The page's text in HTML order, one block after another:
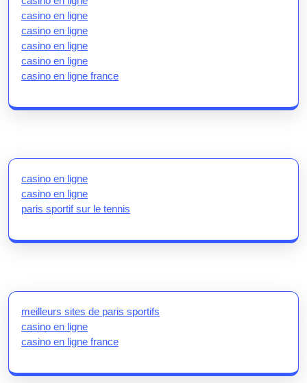
casino en ligne
casino en ligne
casino en ligne
casino en ligne
casino en ligne france
casino en ligne
casino en ligne
paris sportif sur le tennis
meilleurs sites de paris sportifs
casino en ligne
casino en ligne france